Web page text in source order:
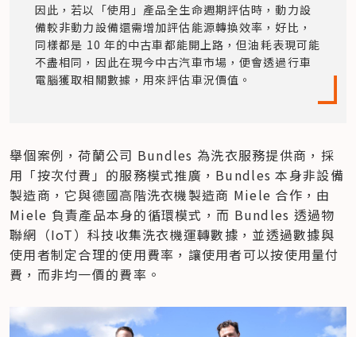
因此，若以「使用」產品全生命週期評估時，動力設
備較非動力設備還需增加評估能源轉換效率，好比，
同樣都是 10 年的中古車都能開上路，但油耗表現可能
不盡相同，因此在現今中古汽車市場，便會透過行車
電腦獲取相關數據，用來評估車況價值。
舉個案例，荷蘭公司 Bundles 為洗衣服務提供商，採
用「按次付費」的服務模式推廣，Bundles 本身非設備
製造商，它與德國高階洗衣機製造商 Miele 合作，由
Miele 負責產品本身的循環模式，而 Bundles 透過物
聯網（IoT）科技收集洗衣機運轉數據，並透過數據與
使用者制定合理的使用費率，讓使用者可以按使用量付
費，而非均一價的費率。